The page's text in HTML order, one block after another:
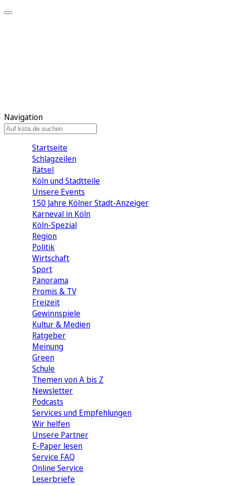
Navigation
Startseite
Schlagzeilen
Rätsel
Köln und Stadtteile
Unsere Events
150 Jahre Kölner Stadt-Anzeiger
Karneval in Köln
Köln-Spezial
Region
Politik
Wirtschaft
Sport
Panorama
Promis & TV
Freizeit
Gewinnspiele
Kultur & Medien
Ratgeber
Meinung
Green
Schule
Themen von A bis Z
Newsletter
Podcasts
Services und Empfehlungen
Wir helfen
Unsere Partner
E-Paper lesen
Service FAQ
Online Service
Leserbriefe